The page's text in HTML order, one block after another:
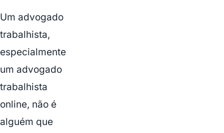
Um advogado
trabalhista,
especialmente
um advogado
trabalhista
online, não é
alguém que